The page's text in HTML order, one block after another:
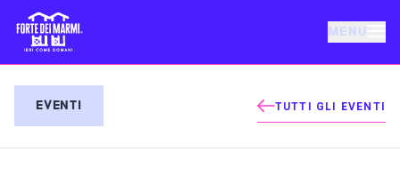
MENU
EVENTI
EVENTI TUTTI GLI EVENTI